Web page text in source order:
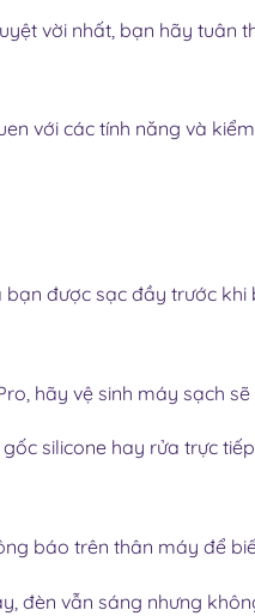
vời nhất, bạn hãy tuân
với các tính năng và
bạn được sạc đầy trước khi
, hãy vệ sinh máy sạch
silicone hay rửa trực
báo trên thân máy để
đèn vẫn sáng nhưng